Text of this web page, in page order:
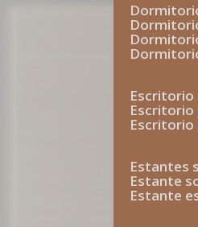
estantes
estante
estante